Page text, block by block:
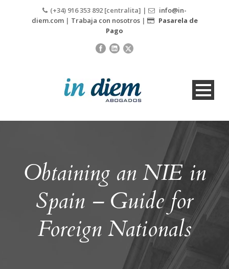
(+34) 916 353 892 [centralita] |
info@in-
diem.com| Trabaja con nosotros|
Pasarela de
Pago
Obtaining an NIE in
Spain – Guide for
Foreign Nationals